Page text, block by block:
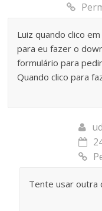
Luiz quando clico
para eu fazer o
formulário para
Quando clico para
Tente usar outra